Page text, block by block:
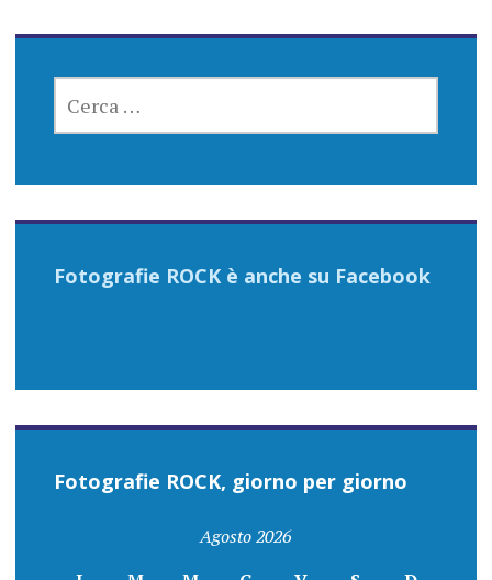
PER:
Fotografie ROCK è anche su Facebook
Fotografie ROCK, giorno per giorno
Agosto 2026